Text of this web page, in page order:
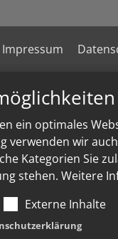
ein optimales
verwenden wir
Kategorien Sie
stehen. Weitere
Externe Inhalte
Impressum